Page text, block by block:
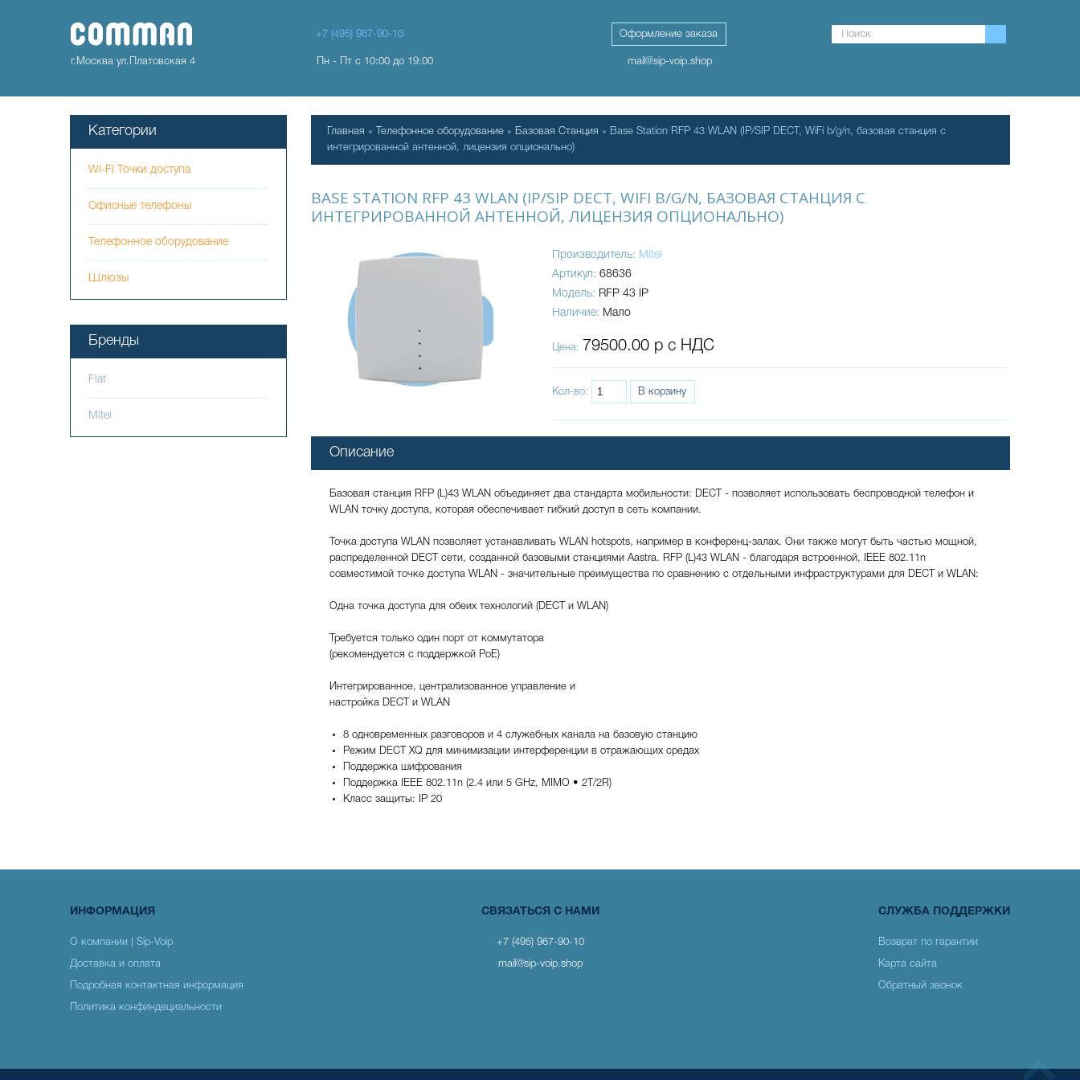
+7 (495) 967-90-10 Оформление заказа
г.Москва ул.Платовская 4 Пн - Пт с 10:00 до 19:00 mail@sip-voip.shop
Главная » Телефонное оборудование » Базовая Станция » Base Station RFP 43 WLAN (IP/SIP DECT, WiFi b/g/n, базовая станция с
интегрированной антенной, лицензия опционально)
BASE STATION RFP 43 WLAN (IP/SIP DECT, WIFI B/G/N, БАЗОВАЯ СТАНЦИЯ С
ИНТЕГРИРОВАННОЙ АНТЕННОЙ, ЛИЦЕНЗИЯ ОПЦИОНАЛЬНО)
Производитель: Mitel
Артикул: 68636
Модель: RFP 43 IP
Наличие: Мало
Цена: 79500.00 р с НДС
Кол-во: В корзину
Описание
Базовая станция RFP (L)43 WLAN объединяет два стандарта мобильности: DECT - позволяет использовать беспроводной телефон и
WLAN точку доступа, которая обеспечивает гибкий доступ в сеть компании.
Точка доступа WLAN позволяет устанавливать WLAN hotspots, например в конференц-залах. Они также могут быть частью мощной,
распределенной DECT сети, созданной базовыми станциями Aastra. RFP (L)43 WLAN - благодаря встроенной, IEEE 802.11n
совместимой точке доступа WLAN - значительные преимущества по сравнению с отдельными инфраструктурами для DECT и WLAN:
Одна точка доступа для обеих технологий (DECT и WLAN)
Требуется только один порт от коммутатора
(рекомендуется с поддержкой PoE)
Интегрированное, централизованное управление и
настройка DECT и WLAN
8 одновременных разговоров и 4 служебных канала на базовую станцию
Режим DECT XQ для минимизации интерференции в отражающих средах
Поддержка шифрования
Поддержка IEEE 802.11n (2.4 или 5 GHz, MIMO • 2T/2R)
Класс защиты: IP 20
Категории
Wi-Fi Точки доступа
Офисные телефоны
Телефонное оборудование
Шлюзы
Бренды
Flat
Mitel
ИНФОРМАЦИЯ
О компании | Sip-Voip
Доставка и оплата
Подробная контактная информация
Политика конфиндециальности
СВЯЗАТЬСЯ С НАМИ
+7 (495) 967-90-10
mail@sip-voip.shop
СЛУЖБА ПОДДЕРЖКИ
Возврат по гарантии
Карта сайта
Обратный звонок